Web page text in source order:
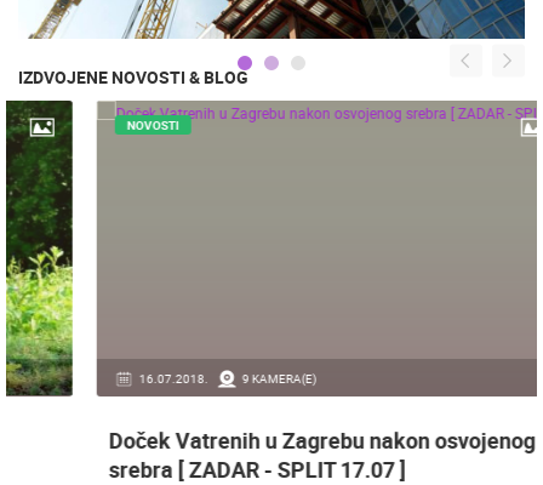
IZDVOJENE NOVOSTI & BLOG
16.07.2018. 9 KAMERA(E)
NOVOSTI
Doček Vatrenih u Zagrebu nakon osvojenog
srebra [ ZADAR - SPLIT 17.07 ]